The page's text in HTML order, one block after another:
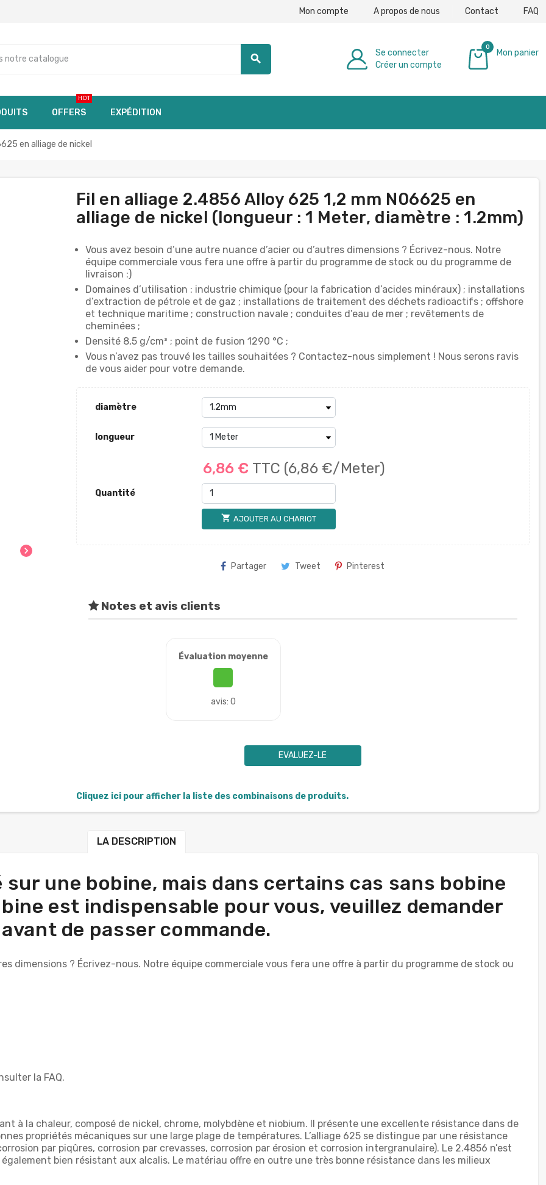
Mon compte A propos de nous Contact FAQ
search
Se connecter
Créer un compte
0
Mon panier
OFFERS
HOT
EXPÉDITION
en alliage de nickel
chevron_right
Fil en alliage 2.4856 Alloy 625 1,2 mm N06625 en
alliage de nickel (longueur : 1 Meter, diamètre : 1.2mm)
Vous avez besoin d’une autre nuance d’acier ou d’autres dimensions ? Écrivez-nous. Notre
équipe commerciale vous fera une offre à partir du programme de stock ou du programme de
livraison :)
Domaines d’utilisation : industrie chimique (pour la fabrication d’acides minéraux) ; installations
d’extraction de pétrole et de gaz ; installations de traitement des déchets radioactifs ; offshore
et technique maritime ; construction navale ; conduites d’eau de mer ; revêtements de
cheminées ;
Densité 8,5 g/cm³ ; point de fusion 1290 °C ;
Vous n’avez pas trouvé les tailles souhaitées ? Contactez-nous simplement ! Nous serons ravis
de vous aider pour votre demande.
diamètre
longueur
6,86 € TTC (6,86 €/Meter)
Quantité
shopping_cart AJOUTER AU CHARIOT
Partager Tweet Pinterest
Notes et avis clients
Évaluation moyenne
avis: 0
EVALUEZ-LE
Cliquez ici pour afficher la liste des combinaisons de produits.
LA DESCRIPTION
une bobine, mais dans certains cas sans bobine
est indispensable pour vous, veuillez demander
avant de passer commande.
dimensions ? Écrivez-nous. Notre équipe commerciale vous fera une offre à partir du programme de stock ou
la FAQ.
à la chaleur, composé de nickel, chrome, molybdène et niobium. Il présente une excellente résistance dans de
propriétés mécaniques sur une large plage de températures. L’alliage 625 se distingue par une résistance
par piqûres, corrosion par crevasses, corrosion par érosion et corrosion intergranulaire). Le 2.4856 n’est
bien résistant aux alcalis. Le matériau offre en outre une très bonne résistance dans les milieux